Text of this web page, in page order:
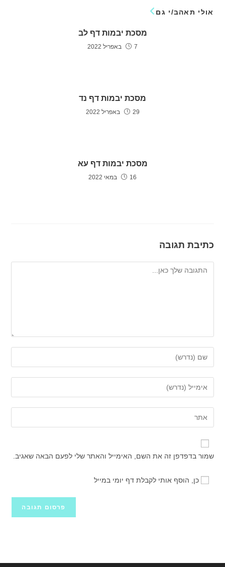
אולי תאהב/י גם
מסכת יבמות דף לב
7 באפריל 2022
מסכת יבמות דף נד
29 באפריל 2022
מסכת יבמות דף עא
16 במאי 2022
כתיבת תגובה
להגיב
את
השם
שלך
שם
משתמש
כדי
להגיב
את
כתובת
דואר
שלך
כדי
את
כתובת
שלך
שמור בדפדפן זה את השם, האימייל והאתר שלי לפעם הבאה שאגיב.
כן, הוסף אותי לקבלת דף יומי במייל